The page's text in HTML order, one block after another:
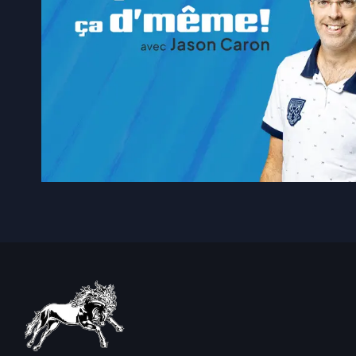
6 août 2026|L’heure est aux bilans pour
6 août 2026|Près de 400 véhicules